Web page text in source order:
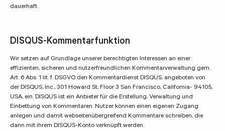
dauerhaft.
DISQUS-Kommentarfunktion
Wir setzen auf Grundlage unserer berechtigten Interessen an einer
effizienten, sicheren und nutzerfreundlichen Kommentarverwaltung gem.
Art. 6 Abs. 1 lit. f. DSGVO den Kommentardienst DISQUS, angeboten von
der DISQUS, Inc., 301 Howard St, Floor 3 San Francisco, California- 94105,
USA, ein. DISQUS ist ein Anbieter für die Erstellung, Verwaltung und
Einbettung von Kommentaren. Nutzer können einen eigenen Zugang
anlegen und damit webseitenübergreifend Kommentare schreiben, die
dann mit ihrem DISQUS-Konto verknüpft werden.